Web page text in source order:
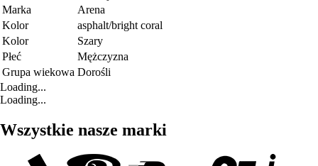
Marka
Arena
Kolor
asphalt/bright coral
Kolor
Szary
Płeć
Mężczyzna
Grupa wiekowa Dorośli
Loading...
Loading...
Wszystkie nasze marki